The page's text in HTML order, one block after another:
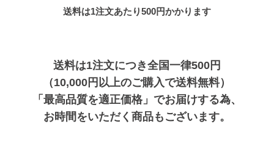
送料は1注文あたり500円かかります
送料は1注文につき全国一律500円
（10,000円以上のご購入で送料無料）
「最高品質を適正価格」でお届けする為、
お時間をいただく商品もございます。